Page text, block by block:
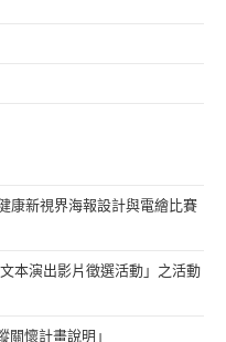
康新視界海報設計與電繪比賽
本演出影片徵選活動」之活動
懷計畫說明」